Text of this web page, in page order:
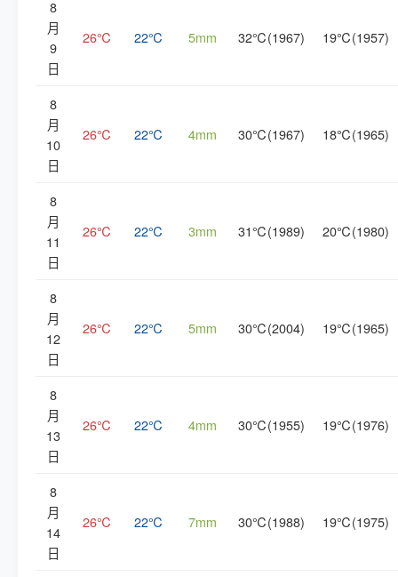
8
月
9
日
26℃ 22℃ 5mm 32℃(1967) 19℃(1957)
8
月
10
日
26℃ 22℃ 4mm 30℃(1967) 18℃(1965)
8
月
11
日
26℃ 22℃ 3mm 31℃(1989) 20℃(1980)
8
月
12
日
26℃ 22℃ 5mm 30℃(2004) 19℃(1965)
8
月
13
日
26℃ 22℃ 4mm 30℃(1955) 19℃(1976)
8
月
14
日
26℃ 22℃ 7mm 30℃(1988) 19℃(1975)